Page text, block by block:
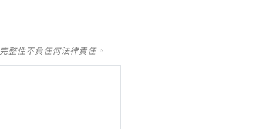
整性不負任何法律責任。